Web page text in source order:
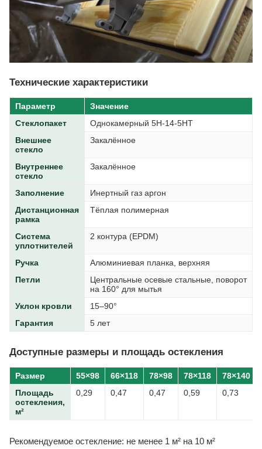
Технические характеристики
Параметр
Значение
Стеклопакет
Однокамерный 5H-14-5HT
Внешнее
стекло
Закалённое
Внутреннее
стекло
Закалённое
Заполнение
Инертный газ аргон
Дистанционная
рамка
Тёплая полимерная
Система
уплотнителей
2 контура (EPDM)
Ручка
Алюминиевая планка, верхняя
Петли
Центральные осевые стальные, поворот
на 160° для мытья
Уклон кровли
15–90°
Гарантия
5 лет
Доступные размеры и площадь остекления
Размер 55×98 66×118 78×98 78×118 78×140
Площадь
остекления,
м²
0,29 0,47 0,47 0,59 0,73
Рекомендуемое остекление: не менее 1 м² на 10 м²